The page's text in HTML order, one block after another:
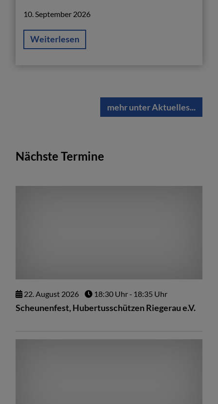
Nächste Termine
22.August 2026 18:30 Uhr‐ 18:35 Uhr
Scheunenfest, Hubertusschützen Riegerau e.V.
10. September 2026
Weiterlesen
mehr unter Aktuelles...